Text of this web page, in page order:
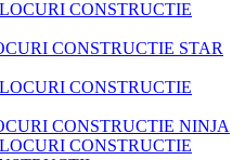
CONSTRUCTIE STAR
CONSTRUCTIE NINJA